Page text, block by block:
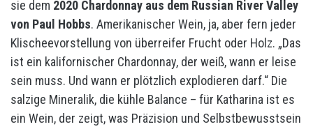
sie dem 2020 Chardonnay aus dem Russian River Valley
von Paul Hobbs. Amerikanischer Wein, ja, aber fern jeder
Klischeevorstellung von überreifer Frucht oder Holz. „Das
ist ein kalifornischer Chardonnay, der weiß, wann er leise
sein muss. Und wann er plötzlich explodieren darf.“ Die
salzige Mineralik, die kühle Balance – für Katharina ist es
ein Wein, der zeigt, was Präzision und Selbstbewusstsein